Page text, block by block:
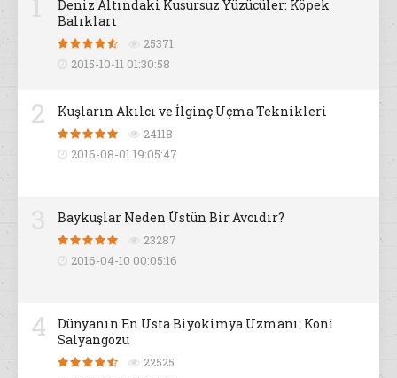
Deniz Altındaki Kusursuz Yüzücüler: Köpek
Balıkları
25371
2015-10-11 01:30:58
2 Kuşların Akılcı ve İlginç Uçma Teknikleri
24118
2016-08-01 19:05:47
Baykuşlar Neden Üstün Bir Avcıdır?
23287
2016-04-10 00:05:16
4
Dünyanın En Usta Biyokimya Uzmanı: Koni
Salyangozu
22525